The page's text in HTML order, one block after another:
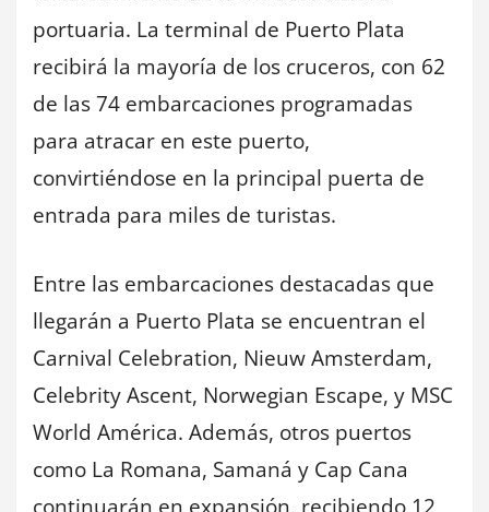
portuaria. La terminal de Puerto Plata
recibirá la mayoría de los cruceros, con 62
de las 74 embarcaciones programadas
para atracar en este puerto,
convirtiéndose en la principal puerta de
entrada para miles de turistas.
Entre las embarcaciones destacadas que
llegarán a Puerto Plata se encuentran el
Carnival Celebration, Nieuw Amsterdam,
Celebrity Ascent, Norwegian Escape, y MSC
World América. Además, otros puertos
como La Romana, Samaná y Cap Cana